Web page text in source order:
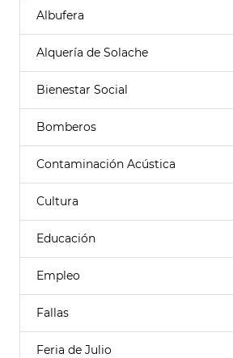
Albufera
Alquería de Solache
Bienestar Social
Bomberos
Contaminación Acústica
Cultura
Educación
Empleo
Fallas
Feria de Julio